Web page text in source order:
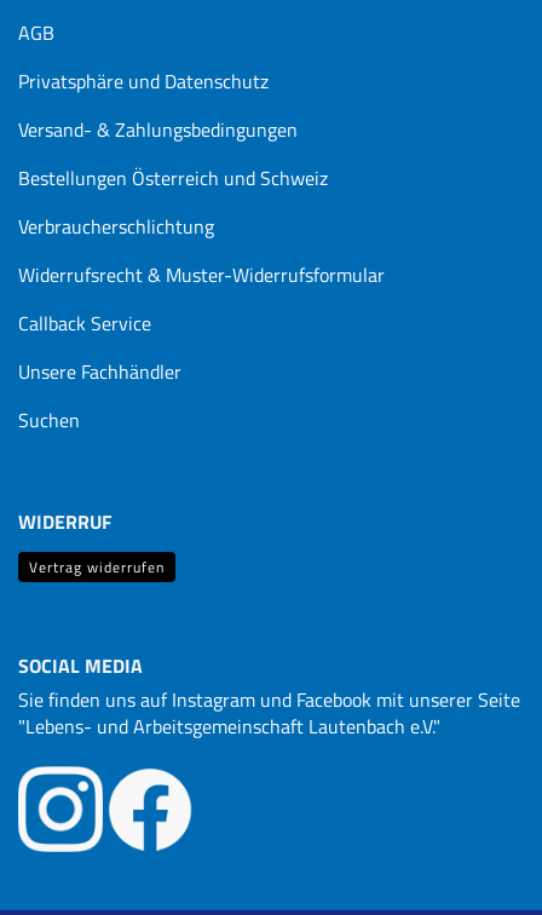
AGB
Privatsphäre und Datenschutz
Versand- & Zahlungsbedingungen
Bestellungen Österreich und Schweiz
Verbraucherschlichtung
Widerrufsrecht & Muster-Widerrufsformular
Callback Service
Unsere Fachhändler
Suchen
WIDERRUF
Vertrag widerrufen
SOCIAL MEDIA
Sie finden uns auf Instagram und Facebook mit unserer Seite
"Lebens- und Arbeitsgemeinschaft Lautenbach e.V."